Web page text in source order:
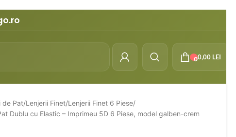
00,00 LEI
de Pat Lenjerii Finet Lenjerii Finet 6 Piese
Dublu cu Elastic – Imprimeu 5D 6 Piese, model galben-crem